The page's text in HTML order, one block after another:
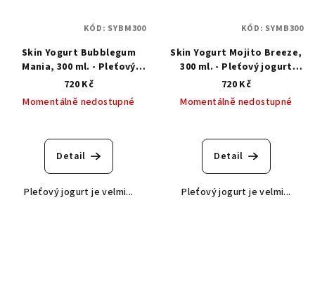
Skin Yogurt Bubblegum
Mania, 300 ml. - Pleťový
jogurt žvýkačková mánie
720 Kč
Momentálně nedostupné
Detail
Pleťový jogurt je velmi...
KÓD: SYBM300
Skin Yogurt Mojito Breeze,
300 ml. - Pleťový jogurt
mojito koktejl
720 Kč
Momentálně nedostupné
Detail
Pleťový jogurt je velmi...
KÓD: SYMB300